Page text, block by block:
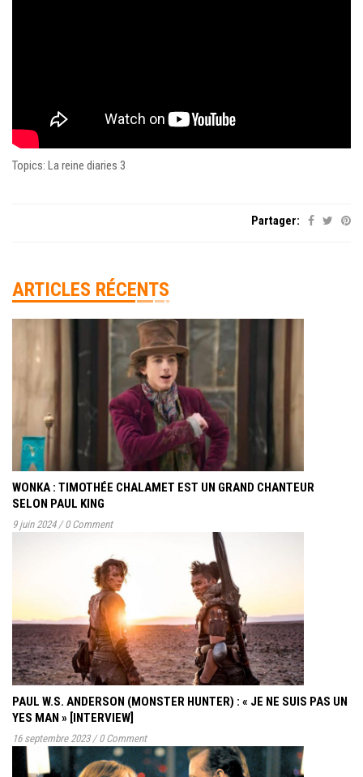
Topics: La reine diaries 3
Partager:
ARTICLES RÉCENTS
WONKA : TIMOTHÉE CHALAMET EST UN GRAND CHANTEUR
SELON PAUL KING
9 juin 2024 / 0 Comment
PAUL W.S. ANDERSON (MONSTER HUNTER) : « JE NE SUIS PAS UN
YES MAN » [INTERVIEW]
16 septembre 2023 / 0 Comment